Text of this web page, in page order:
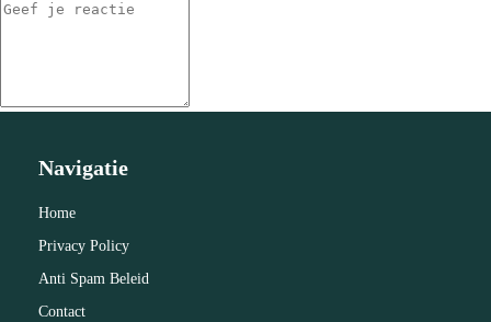
Navigatie
Home
Privacy Policy
Anti Spam Beleid
Contact